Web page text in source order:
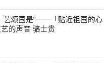
艺颂国是”——「贴近祖国的心
的声音 骆士贵